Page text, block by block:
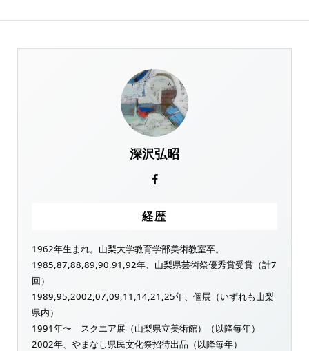
深沢弘昭
経歴
1962年生まれ。山梨大学教育学部美術教室卒。
1985,87,88,89,90,91,92年、山梨県芸術祭優秀賞受賞（計7
回）
1989,95,2002,07,09,11,14,21,25年、個展（いずれも山梨
県内）
1991年〜 スクエア展（山梨県立美術館）（以降毎年）
2002年、やまなし県民文化祭招待出品（以降毎年）